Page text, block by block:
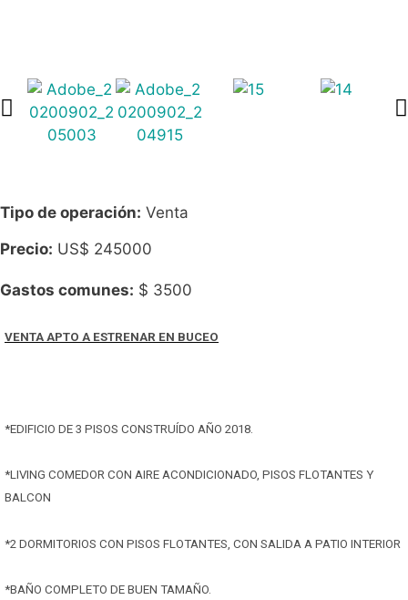
Tipo de operación: Venta
Precio: US$ 245000
Gastos comunes: $ 3500
VENTA APTO A ESTRENAR EN BUCEO
*EDIFICIO DE 3 PISOS CONSTRUÍDO AÑO 2018.
*LIVING COMEDOR CON AIRE ACONDICIONADO, PISOS FLOTANTES Y
BALCON
*2 DORMITORIOS CON PISOS FLOTANTES, CON SALIDA A PATIO INTERIOR
*BAÑO COMPLETO DE BUEN TAMAÑO.